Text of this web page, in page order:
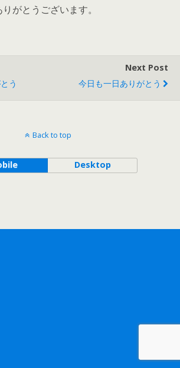
がとうございます。
う
Next Post
今日も一日ありがとう
Back to top
Desktop